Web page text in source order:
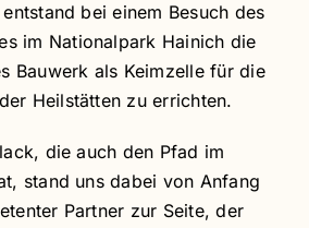
bei einem Besuch des
im Nationalpark Hainich die
Bauwerk als Keimzelle für die
Heilstätten zu errichten.
die auch den Pfad im
stand uns dabei von Anfang
Partner zur Seite, der